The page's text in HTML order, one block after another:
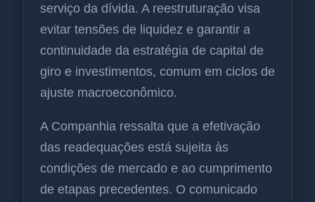
serviço da dívida. A reestruturação visa
evitar tensões de liquidez e garantir a
continuidade da estratégia de capital de
giro e investimentos, comum em ciclos de
ajuste macroeconômico.
A Companhia ressalta que a efetivação
das readequações está sujeita às
condições de mercado e ao cumprimento
de etapas precedentes. O comunicado